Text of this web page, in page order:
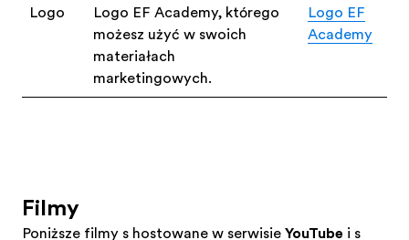
Logo
Logo EF Academy, którego
możesz użyć w swoich
materiałach
marketingowych.
Logo EF
Academy
Filmy
Poniższe filmy są hostowane w serwisie YouTube i są